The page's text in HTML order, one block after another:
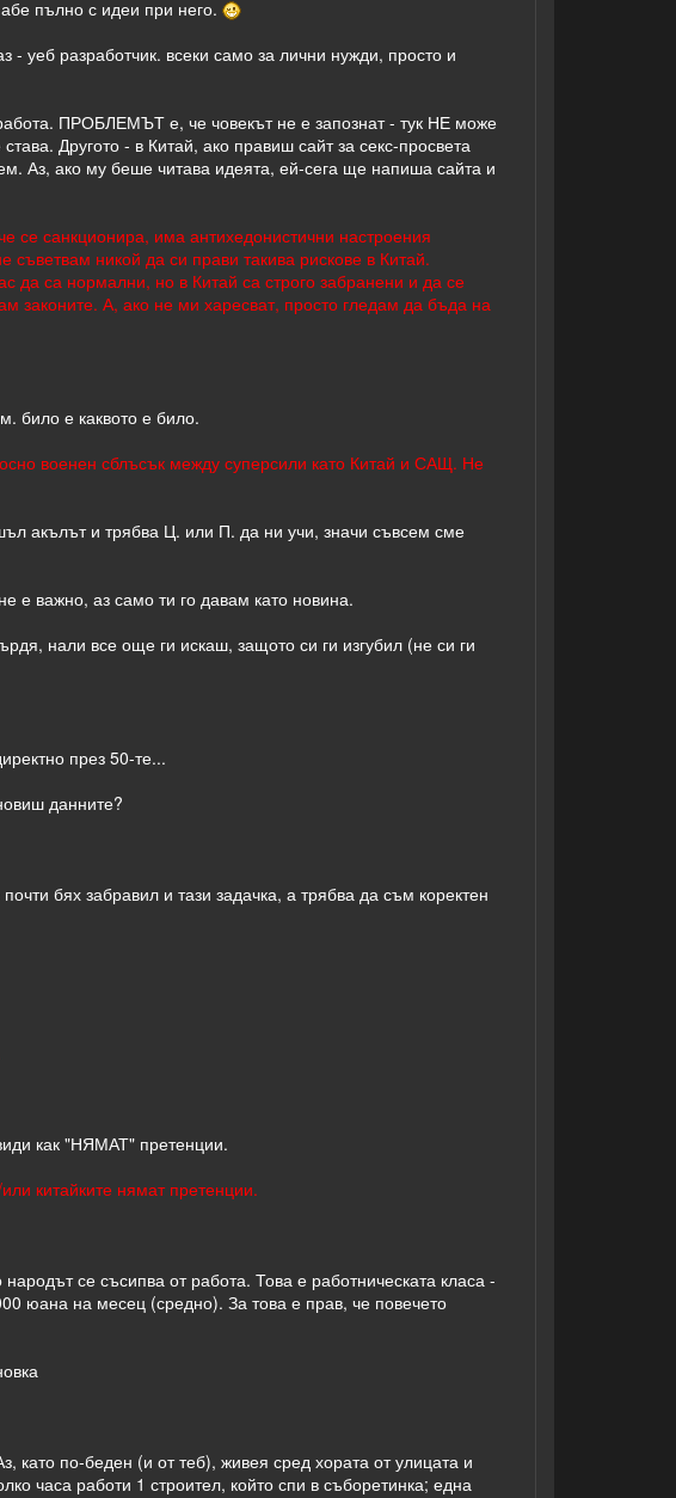
пълно с идеи при него.
уеб разработчик. всеки само за лични нужди, просто и
ПРОБЛЕМЪТ е, че човекът не е запознат - тук НЕ може
Другото - в Китай, ако правиш сайт за секс-просвета
Аз, ако му беше читава идеята, ей-сега ще напиша сайта и
се санкционира, има антихедонистични настроения
никой да си прави такива рискове в Китай.
да са нормални, но в Китай са строго забранени и да се
законите. А, ако не ми харесват, просто гледам да бъда на
било е каквото е било.
военен сблъсък между суперсили като Китай и САЩ. Не
акълът и трябва Ц. или П. да ни учи, значи съвсем сме
е важно, аз само ти го давам като новина.
нали все още ги искаш, защото си ги изгубил (не си ги
през 50-те...
данните?
бях забравил и тази задачка, а трябва да съм коректен
как "НЯМАТ" претенции.
китайките нямат претенции.
се съсипва от работа. Това е работническата класа -
юана на месец (средно). За това е прав, че повечето
като по-беден (и от теб), живея сред хората от улицата и
часа работи 1 строител, който спи в съборетинка; една